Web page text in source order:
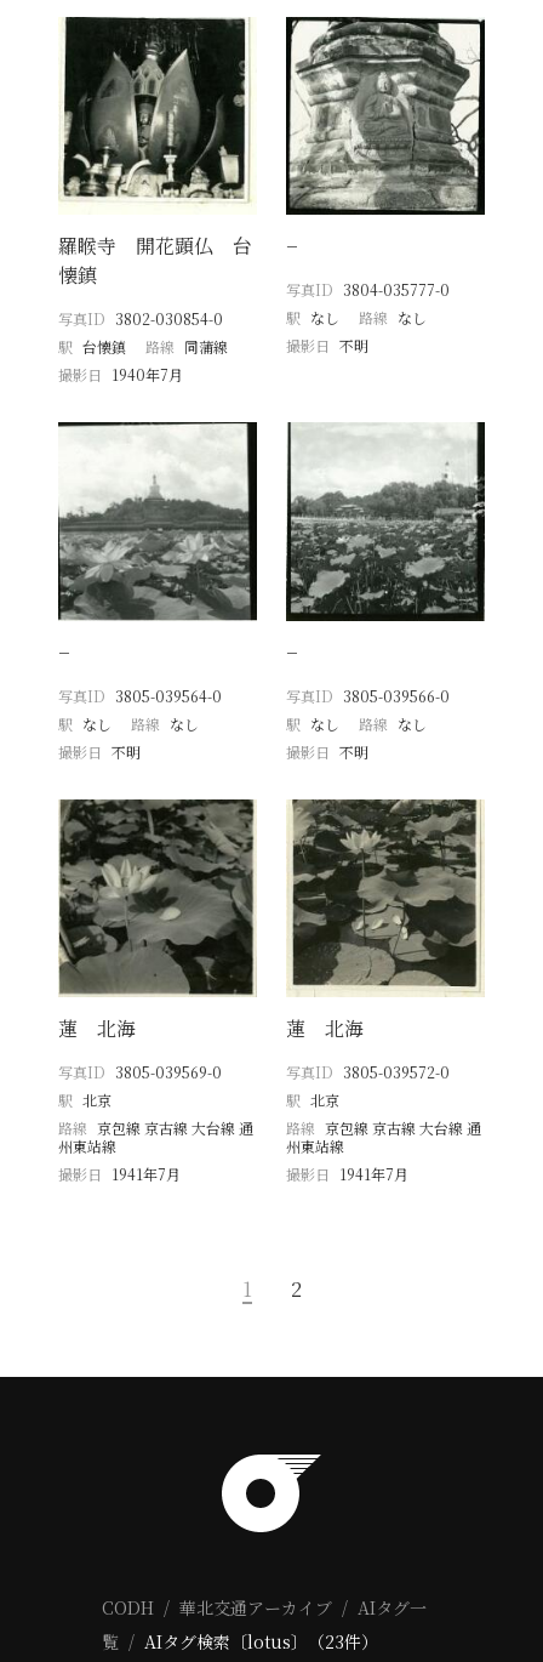
羅睺寺 開花顕仏 台
懐鎮
写真ID 3802-030854-0
駅 台懐鎮 路線 同蒲線
撮影日
1940年7月
−
写真ID 3804-035777-0
駅 なし 路線 なし
撮影日 不明
−
写真ID 3805-039564-0
駅 なし 路線 なし
撮影日
不明
−
写真ID 3805-039566-0
駅 なし 路線 なし
撮影日 不明
蓮 北海
写真ID 3805-039569-0
駅 北京
路線 京包線 京古線 大台線 通
州東站線
撮影日
1941年7月
蓮 北海
写真ID 3805-039572-0
駅 北京
路線 京包線 京古線 大台線 通
州東站線
撮影日
1941年7月
1 2
CODH 華北交通アーカイブ
AIタグ一
覧
AIタグ検索〔lotus〕（23件）